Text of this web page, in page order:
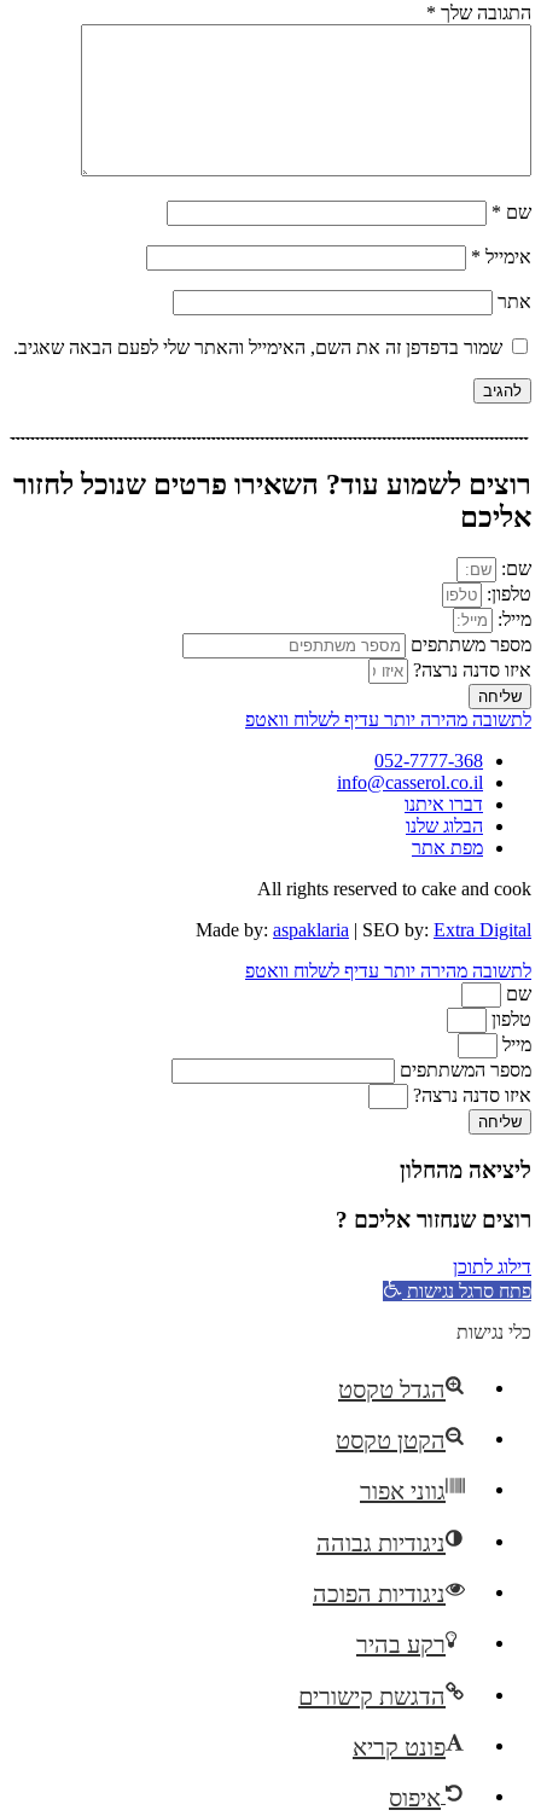
התגובה שלך *
שם *
אימייל *
אתר
שמור בדפדפן זה את השם, האימייל והאתר שלי לפעם הבאה שאגיב.
רוצים לשמוע עוד? השאירו פרטים שנוכל לחזור
אליכם
שם:
טלפון:
מייל:
מספר משתתפים
איזו סדנה נרצה?
שליחה
לתשובה מהירה יותר עדיף לשלוח וואטפ
052-7777-368
info@casserol.co.il
דברו איתנו
הבלוג שלנו
מפת אתר
All rights reserved to cake and cook
Made by: aspaklaria | SEO by: Extra Digital
לתשובה מהירה יותר עדיף לשלוח וואטפ
שם
טלפון
מייל
מספר המשתתפים
איזו סדנה נרצה?
שליחה
ליציאה מהחלון
רוצים שנחזור אליכם ?
דילוג לתוכן
פתח סרגל נגישות
כלי נגישות
הגדל טקסט
הקטן טקסט
גווני אפור
ניגודיות גבוהה
ניגודיות הפוכה
רקע בהיר
הדגשת קישורים
פונט קריא
איפוס